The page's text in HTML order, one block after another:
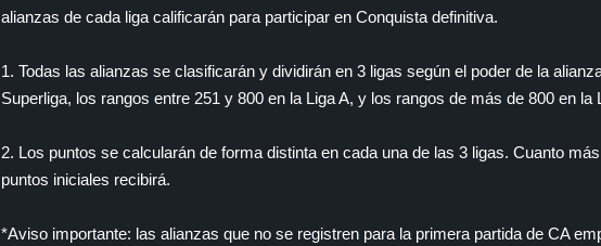
alianzas de cada liga calificarán para participar en Conquista definitiva.
1. Todas las alianzas se clasificarán y dividirán en 3 ligas según el poder de la
Superliga, los rangos entre 251 y 800 en la Liga A, y los rangos de más de 800 en la
2. Los puntos se calcularán de forma distinta en cada una de las 3 ligas. Cuanto
puntos iniciales recibirá.
*Aviso importante: las alianzas que no se registren para la primera partida de CA